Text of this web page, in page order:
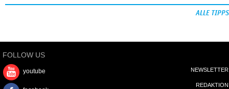
IMPRESSUM
AGB